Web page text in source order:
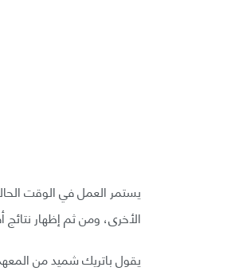
يستمر العمل في الوقت
الأخرى، ومن ثم إظهار
يقول باتريك شميد من المعهد